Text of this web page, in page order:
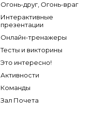
Огонь-друг, Огонь-враг
Интерактивные
презентации
Онлайн-тренажеры
Тесты и викторины
Это интересно!
Активности
Команды
Зал Почета